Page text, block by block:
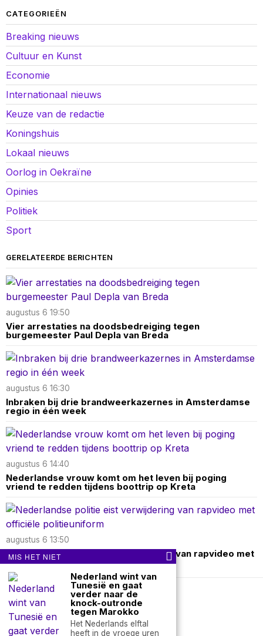
CATEGORIEËN
Breaking nieuws
Cultuur en Kunst
Economie
Internationaal nieuws
Keuze van de redactie
Koningshuis
Lokaal nieuws
Oorlog in Oekraïne
Opinies
Politiek
Sport
GERELATEERDE BERICHTEN
augustus 6 19:50
Vier arrestaties na doodsbedreiging tegen
burgemeester Paul Depla van Breda
augustus 6 16:30
Inbraken bij drie brandweerkazernes in Amsterdamse
regio in één week
augustus 6 14:40
Nederlandse vrouw komt om het leven bij poging
vriend te redden tijdens boottrip op Kreta
augustus 6 13:50
Nederlandse politie eist verwijdering van rapvideo met
officiële politieuniform
Over ons Contact
nieuwsimpuls.online
MIS HET NIET
Nederland wint van
Tunesië en gaat
verder naar de
knock-outronde
tegen Marokko
Het Nederlands elftal
heeft in de vroege uren